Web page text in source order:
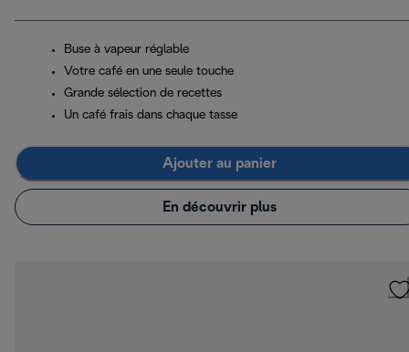
Buse à vapeur réglable
Votre café en une seule touche
Grande sélection de recettes
Un café frais dans chaque tasse
Ajouter au panier
En découvrir plus